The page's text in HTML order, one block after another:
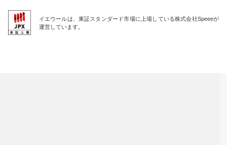
イエウールは、東証スタンダード市場に上場している株式会社Speeeが
運営しています。